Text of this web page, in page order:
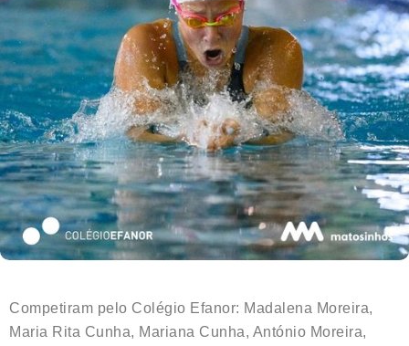
Competiram pelo Colégio Efanor: Madalena Moreira,
Maria Rita Cunha, Mariana Cunha, António Moreira,